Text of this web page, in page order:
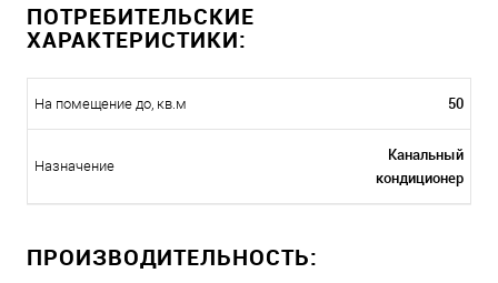
ПОТРЕБИТЕЛЬСКИЕ
ХАРАКТЕРИСТИКИ:
На помещение до, кв.м 50
Назначение
Канальный
кондиционер
ПРОИЗВОДИТЕЛЬНОСТЬ: